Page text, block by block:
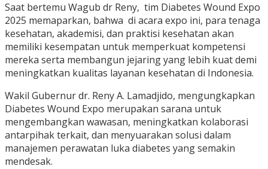
Saat bertemu Wagub dr Reny, tim Diabetes Wound Expo
2025 memaparkan, bahwa di acara expo ini, para tenaga
kesehatan, akademisi, dan praktisi kesehatan akan
memiliki kesempatan untuk memperkuat kompetensi
mereka serta membangun jejaring yang lebih kuat demi
meningkatkan kualitas layanan kesehatan di Indonesia.
Wakil Gubernur dr. Reny A. Lamadjido, mengungkapkan
Diabetes Wound Expo merupakan sarana untuk
mengembangkan wawasan, meningkatkan kolaborasi
antarpihak terkait, dan menyuarakan solusi dalam
manajemen perawatan luka diabetes yang semakin
mendesak.